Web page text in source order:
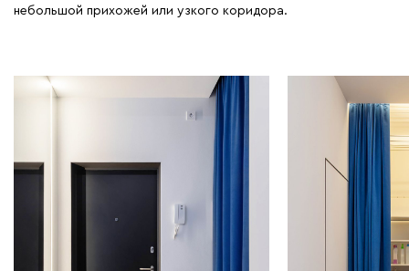
небольшой прихожей или узкого коридора.